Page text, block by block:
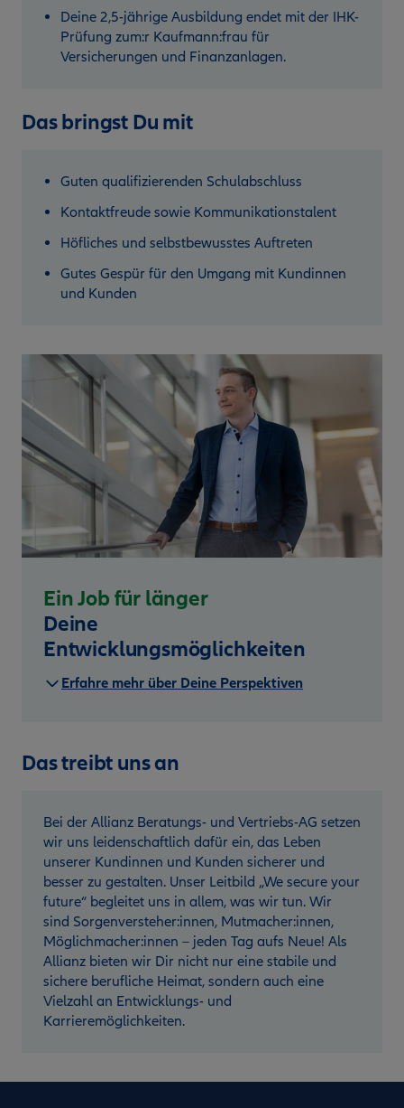
Deine 2,5-jährige Ausbildung endet mit der IHK-
Prüfung zum:r Kaufmann:frau für
Versicherungen und Finanzanlagen.
Das bringst Du mit
Guten qualifizierenden Schulabschluss
Kontaktfreude sowie Kommunikationstalent
Höfliches und selbstbewusstes Auftreten
Gutes Gespür für den Umgang mit Kundinnen
und Kunden
Ein Job für länger
Deine
Entwicklungsmöglichkeiten
Erfahre mehr über Deine Perspektiven
Das treibt uns an
Bei der Allianz Beratungs- und Vertriebs-AG setzen
wir uns leidenschaftlich dafür ein, das Leben
unserer Kundinnen und Kunden sicherer und
besser zu gestalten. Unser Leitbild „We secure your
future“ begleitet uns in allem, was wir tun. Wir
sind Sorgenversteher:innen, Mutmacher:innen,
Möglichmacher:innen – jeden Tag aufs Neue! Als
Allianz bieten wir Dir nicht nur eine stabile und
sichere berufliche Heimat, sondern auch eine
Vielzahl an Entwicklungs- und
Karrieremöglichkeiten.